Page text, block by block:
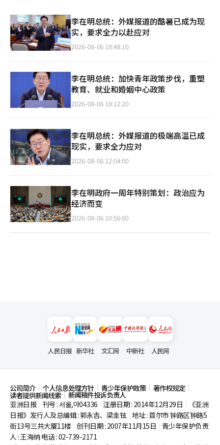
李在明总统：外媒报道的酷暑已成为现
实，要求全力以赴应对
2026-08-06 18:48:10
李在明总统：加快青年政策步伐，重塑
教育、就业和婚姻中心政策
2026-08-06 18:12:20
李在明总统：外媒报道的极端高温已成
现实，要求全力应对
2026-08-06 12:04:00
李在明政府一周年特别策划：政治应为
经济而变
2026-08-06 10:56:00
人民日报 新华社 文汇网 中新社 人民网
公司简介 个人信息处理方针 青少年保护政策 著作权规定
读者提供新闻线索
新闻稿件投诉负责人
亚洲日报
刊号 : 서울,아04336 注册日期 : 2014年12月29日
《亚洲
日报》发行人及总编辑 : 郭永吉、梁圭铉 地址 : 首尔市钟路区钟路5
街13号三共大厦11楼 创刊日期 : 2007年11月15日
青少年保护负责
人 : 王海纳 电话 : 02-739-2171